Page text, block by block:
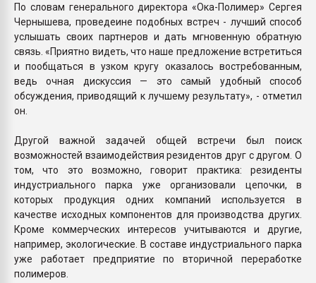
По словам генерального директора «Ока-Полимер» Сергея
Чернышева, проведеине подобных встреч - лучший способ
услышать своих партнеров и дать мгновенную обратную
связь. «Приятно видеть, что наше предложение встретиться
и пообщаться в узком кругу оказалось востребованным,
ведь очная дискуссия — это самый удобный способ
обсуждения, приводящий к лучшему результату», - отметил
он.
Другой важной задачей общей встречи был поиск
возможностей взаимодействия резидентов друг с другом. О
том, что это возможно, говорит практика: резиденты
индустриального парка уже организовали цепочки, в
которых продукция одних компаний используется в
качестве исходных компонентов для производства других.
Кроме коммерческих интересов учитываются и другие,
например, экологические. В составе индустриального парка
уже работает предприятие по вторичной переработке
полимеров.